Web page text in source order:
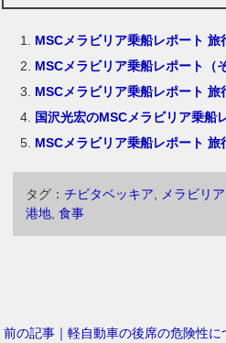
MSCメラビリア乗船レポート 旅
MSCメラビリア乗船レポート（
MSCメラビリア乗船レポート 旅
国沢光宏のMSCメラビリア乗船
MSCメラビリア乗船レポート 旅
タグ：チビタベッキア メラビリア
港地 ,食事
前の記事｜軽自動車の後席の危険性に